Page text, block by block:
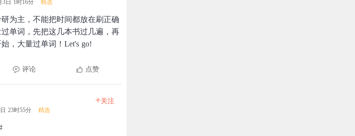
3日 1时16分 精选
为主，不能把时间都放在刷正确
单词，先把这几本书过几遍，再
，大量过单词！Let's go!
评论 点赞
23时55分 精选
+关注